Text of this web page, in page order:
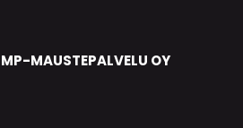
MP-MAUSTEPALVELU OY